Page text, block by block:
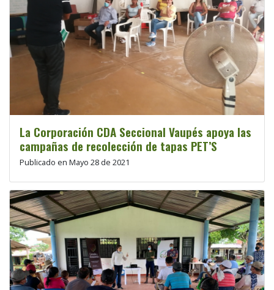
La Corporación CDA Seccional Vaupés apoya las
campañas de recolección de tapas PET’S
Publicado en Mayo 28 de 2021